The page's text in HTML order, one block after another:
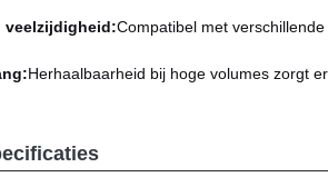
veelzijdigheid:Compatibel met
Herhaalbaarheid bij hoge volumes zorgt